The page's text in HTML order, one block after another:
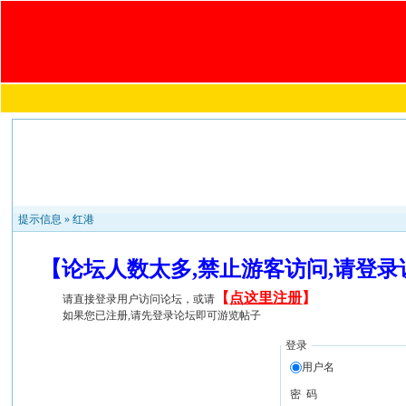
提示信息 »红港
【论坛人数太多,禁止游客访问,请登
请直接登录用户访问论坛，或请 【 点这里注册】
如果您已注册,请先登录论坛即可游览帖子
登录
用户名
密 码